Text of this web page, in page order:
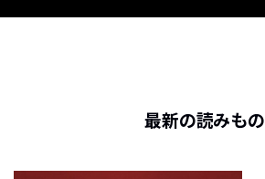
最新の読みもの